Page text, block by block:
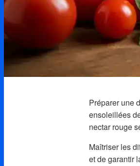
Préparer une
ensoleillées
nectar rouge
Maîtriser les
et de garantir